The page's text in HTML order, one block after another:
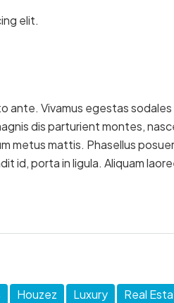
elit.
ante. Vivamus egestas
dis parturient montes,
metus mattis. Phasellus
id, porta in ligula. Aliquam
Houzez Luxury Real